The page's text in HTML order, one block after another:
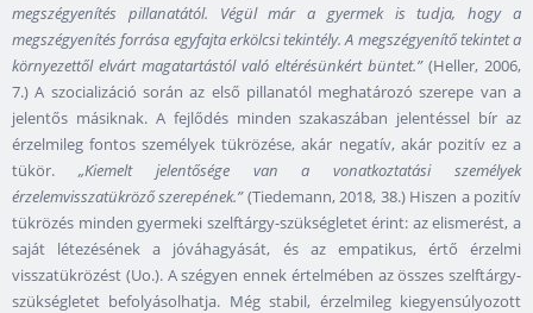
megszégyenítés pillanatától. Végül már a gyermek is tudja, hogy a
megszégyenítés forrása egyfajta erkölcsi tekintély. A megszégyenítő tekintet a
környezettől elvárt magatartástól való eltérésünkért büntet.”(Heller, 2006,
7.) A szocializáció során az első pillanatól meghatározó szerepe van a
jelentős másiknak. A fejlődés minden szakaszában jelentéssel bír az
érzelmileg fontos személyek tükrözése, akár negatív, akár pozitív ez a
tükör. „Kiemelt jelentősége van a vonatkoztatási személyek
érzelemvisszatükröző szerepének.”(Tiedemann, 2018, 38.) Hiszen a pozitív
tükrözés minden gyermeki szelftárgy-szükségletet érint: az elismerést, a
saját létezésének a jóváhagyását, és az empatikus, értő érzelmi
visszatükrözést (Uo.). A szégyen ennek értelmében az összes szelftárgy-
szükségletet befolyásolhatja. Még stabil, érzelmileg kiegyensúlyozott